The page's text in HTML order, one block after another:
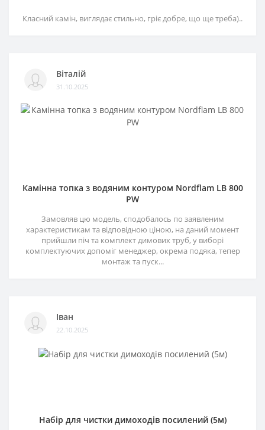
Класний камін, виглядає стильно, гріє добре, що ще треба)..
Віталій
31.10.2025
Камінна топка з водяним контуром Nordflam LB 800
PW
Замовляв цю модель, сподобалось по заявленим
характеристикам та відповідною ціною, на даний момент
прийшли піч та комплект димових труб, у виборі
комплектуючих допоміг менеджер, окрема подяка, тепер
монтаж та пуск...
Іван
22.10.2025
Набір для чистки димоходів посилений (5м)